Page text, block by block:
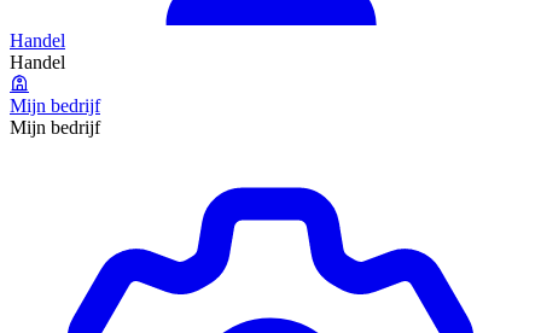
Handel
Handel
Mijn bedrijf
Mijn bedrijf